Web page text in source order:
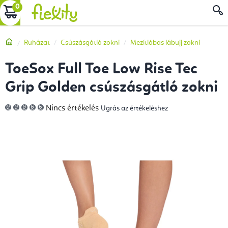
Ugrás
a
tartalomhoz
KOSÁR
Kezdőlap
Ruházat Csúszásgátló zokni Mezítlábas lábujj zokni
ToeSox Full Toe Low Rise Tec
Grip Golden csúszásgátló zokni
A
termék
Nincs értékelés Ugrás az értékeléshez